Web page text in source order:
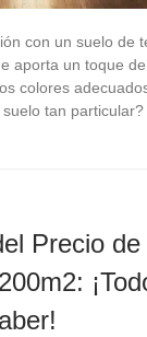
con un suelo de
aporta un toque
colores
tan particular?
Precio